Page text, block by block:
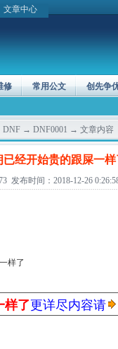
文章中心
修 常用公文 创先争
DNF → DNF0001 → 文章内容
已经开始贵的跟屎一样
发布时间：2018-12-26
样了
样了更详尽内容请